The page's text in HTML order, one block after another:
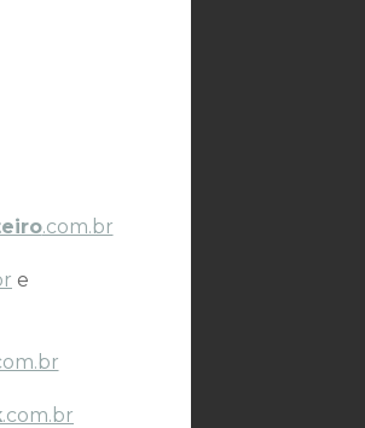
.com.br
e
.com.br